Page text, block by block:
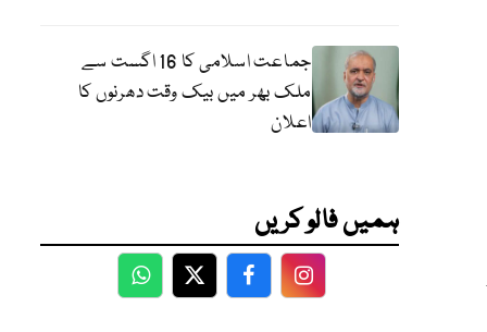
جماعت اسلامی کا 16 اگست سے
ملک بھر میں بیک وقت دھرنوں کا
اعلان
ہمیں فالو کریں
WhatsApp
TwitterFacebookFacebook